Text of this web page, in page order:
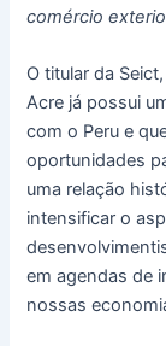
comércio
O titular da
Acre já possui
com o Peru e
oportunidades
uma relação
intensificar o
em agendas de
nossas